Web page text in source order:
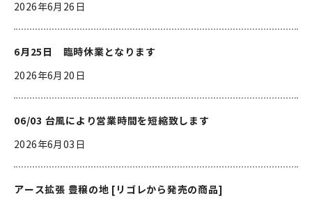
2026年6月26日
6月25日 臨時休業となります
2026年6月20日
06/03 台風により営業時間を短縮致します
2026年6月03日
アース拡張 豊穣の地 [リゴレから発売の商品]